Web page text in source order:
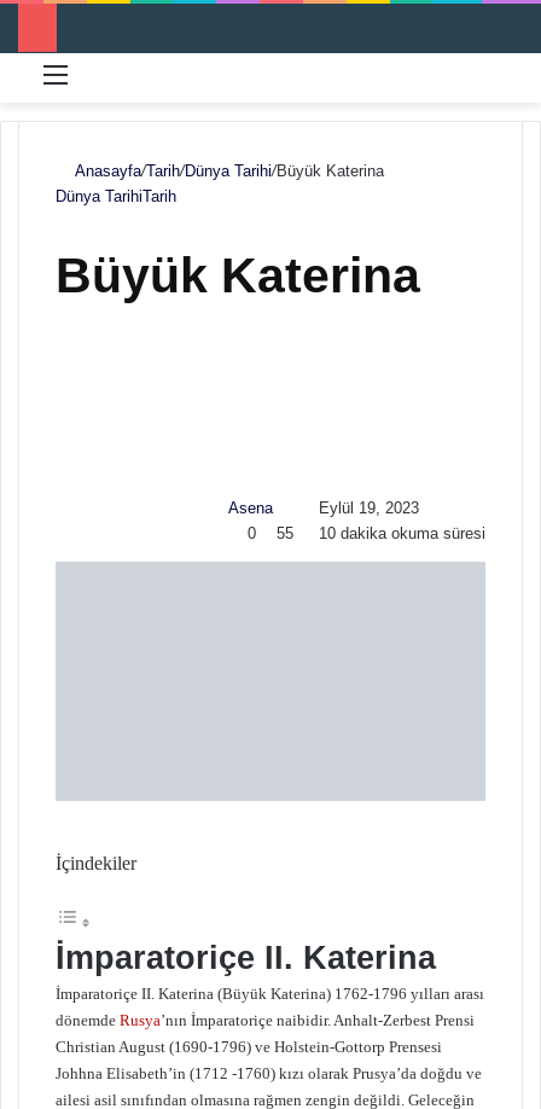
Anasayfa/Tarih/Dünya Tarihi/Büyük Katerina
Dünya TarihiTarih
Büyük Katerina
Asena
X
o
s
t
Eylül 19, 2023
0
55 10 dakika okuma süresi
İçindekiler
İmparatoriçe II. Katerina
İmparatoriçe II. Katerina (Büyük Katerina) 1762-1796 yılları arası
dönemde Rusya’nın İmparatoriçe naibidir. Anhalt-Zerbest Prensi
Christian August (1690-1796) ve Holstein-Gottorp Prensesi
Johhna Elisabeth’in (1712 -1760) kızı olarak Prusya’da doğdu ve
ailesi asil sınıfından olmasına rağmen zengin değildi. Geleceğin